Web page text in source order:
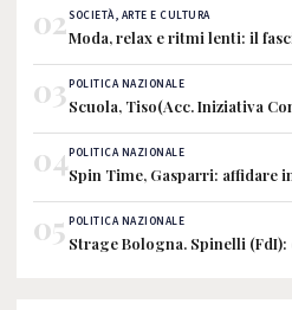
02SOCIETÀ, ARTE E CULTURA
Moda, relax e ritmi lenti: il
03POLITICA NAZIONALE
Scuola, Tiso(Acc. Iniziativa
04POLITICA NAZIONALE
Spin Time, Gasparri: affidare
05 POLITICA NAZIONALE
Strage Bologna. Spinelli